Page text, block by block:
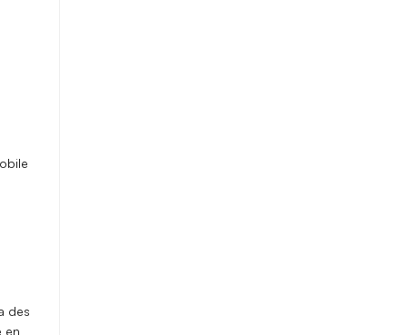
des
en